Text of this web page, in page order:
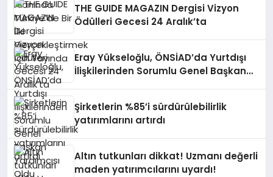
THE GUIDE MAGAZIN Dergisi Vizyon
Ödülleri Gecesi 24 Aralık’ta
Eray Yükseloğlu, ÖNSİAD’da Yurtdışı
İlişkilerinden Sorumlu Genel Başkan
Şirketlerin %85’i sürdürülebilirlik
yatırımlarını artırdı
Altın tutkunları dikkat! Uzmanı değerli
maden yatırımcılarını uyardı!